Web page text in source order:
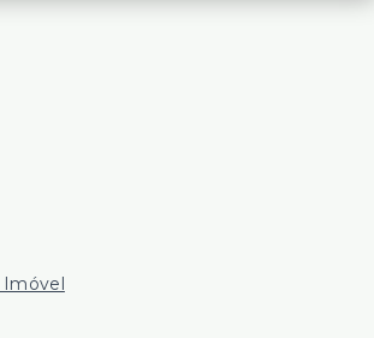
Imóvel